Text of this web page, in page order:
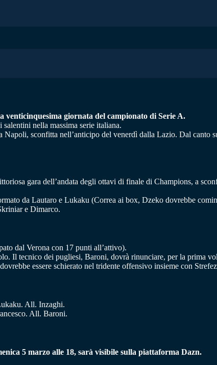
venticinquesima giornata del campionato di Serie A.
nella massima serie italiana.
Napoli, sconfitta nell’anticipo del venerdì dalla Lazio. Dal canto
gara dell’andata degli ottavi di finale di Champions, a
da Lautaro e Lukaku (Correa ai box, Dzeko dovrebbe
e Dimarco.
dal Verona con 17 punti all’attivo).
Il tecnico dei pugliesi, Baroni, dovrà rinunciare, per la prima
essere schierato nel tridente offensivo insieme con
All. Inzaghi.
All. Baroni.
5 marzo alle 18, sarà visibile sulla piattaforma Dazn.